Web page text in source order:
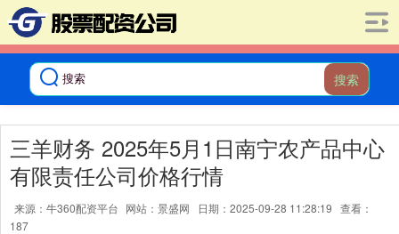
搜索
三羊财务 2025年5月1日南宁农产品中心
有限责任公司价格行情
来源：牛360配资平台 网站：景盛网 日期：2025-09-28 11:28:19 查看：
187